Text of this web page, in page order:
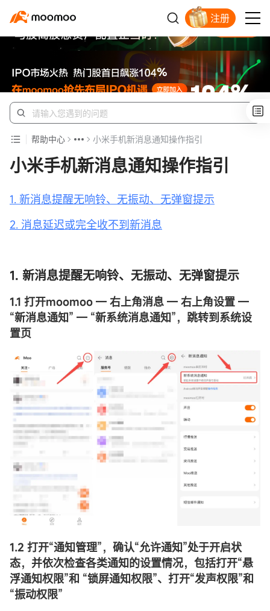
注册
帮助中心 小米手机新消息通知操作指引
小米手机新消息通知操作指引
1. 新消息提醒无响铃、无振动、无弹窗提示
2. 消息延迟或完全收不到新消息
1. 新消息提醒无响铃、无振动、无弹窗提示
1.1 打开moomoo — 右上角消息 — 右上角设置 —
“新消息通知” — “新系统消息通知”，跳转到系统设
置页
1.2 打开“通知管理”，确认“允许通知”处于开启状
态，并依次检查各类通知的设置情况，包括打开“悬
浮通知权限”和 “锁屏通知权限”、打开“发声权限”和
“振动权限”